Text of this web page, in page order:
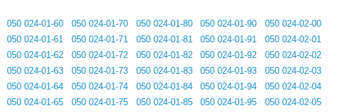
050 024-01-60
050 024-01-61
050 024-01-62
050 024-01-63
050 024-01-64
050 024-01-65
050 024-01-70
050 024-01-71
050 024-01-72
050 024-01-73
050 024-01-74
050 024-01-75
050 024-01-80
050 024-01-81
050 024-01-82
050 024-01-83
050 024-01-84
050 024-01-85
050 024-01-90
050 024-01-91
050 024-01-92
050 024-01-93
050 024-01-94
050 024-01-95
050 024-02-00
050 024-02-01
050 024-02-02
050 024-02-03
050 024-02-04
050 024-02-05